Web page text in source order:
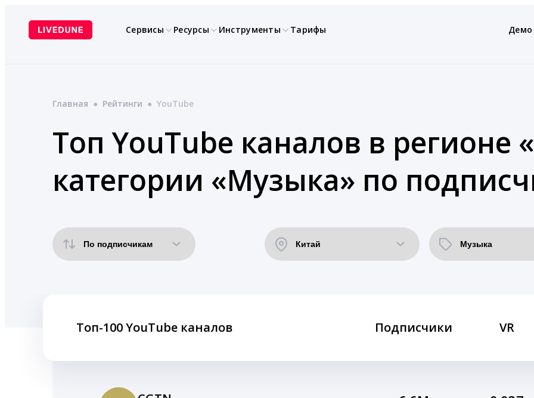
содержимому
Сервисы Ресурсы Инструменты Тарифы Демо
Главная ● Рейтинги ● YouTube
Топ YouTube каналов в регионе
категории «Музыка» по
Топ-100 YouTube каналов Подписчики VR